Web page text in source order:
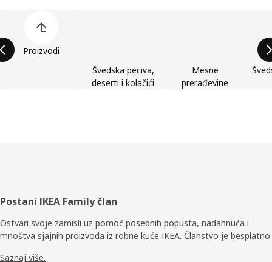
Proizvodi
Švedska peciva,
deserti i kolačići
Mesne
prerađevine
Podnožje
Postani IKEA Family član
Ostvari svoje zamisli uz pomoć posebnih popusta, nadahnuća i
mnoštva sjajnih proizvoda iz robne kuće IKEA. Članstvo je besplatno.
Saznaj više.